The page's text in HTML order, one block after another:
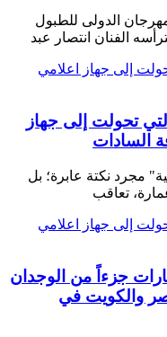
الدولى للطبول
الفنان انتصار عبد
تحولت إلى جهاز
السادات
مجرد نكتة عابرة؛ بل
تعاقب
جزءاً من الوجدان
مصر والكويت في